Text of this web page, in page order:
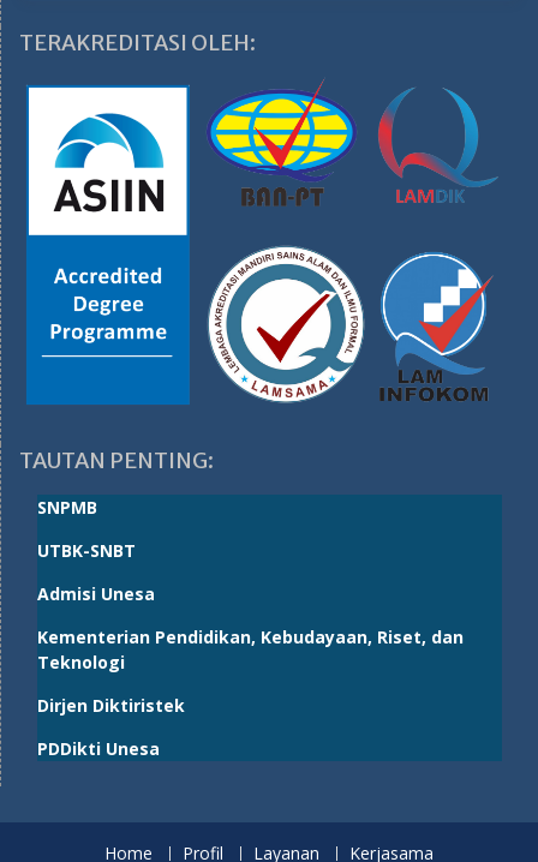
TERAKREDITASI OLEH:
TAUTAN PENTING:
SNPMB
UTBK-SNBT
Admisi Unesa
Kementerian Pendidikan, Kebudayaan, Riset, dan
Teknologi
Dirjen Diktiristek
PDDikti Unesa
Home Profil Layanan Kerjasama